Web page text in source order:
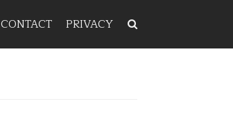
CONTACT PRIVACY